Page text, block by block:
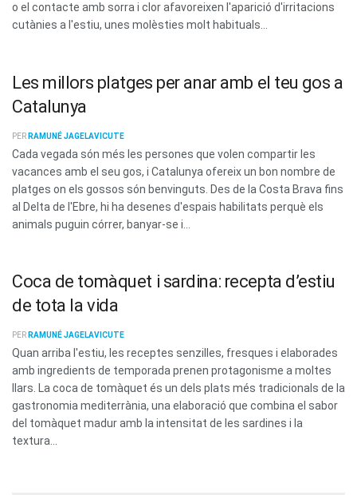
o el contacte amb sorra i clor afavoreixen l'aparició d'irritacions
cutànies a l'estiu, unes molèsties molt habituals...
Les millors platges per anar amb el teu gos a
Catalunya
PER RAMUNÉ JAGELAVICUTE
Cada vegada són més les persones que volen compartir les
vacances amb el seu gos, i Catalunya ofereix un bon nombre de
platges on els gossos són benvinguts. Des de la Costa Brava fins
al Delta de l'Ebre, hi ha desenes d'espais habilitats perquè els
animals puguin córrer, banyar-se i...
Coca de tomàquet i sardina: recepta d’estiu
de tota la vida
PER RAMUNÉ JAGELAVICUTE
Quan arriba l'estiu, les receptes senzilles, fresques i elaborades
amb ingredients de temporada prenen protagonisme a moltes
llars. La coca de tomàquet és un dels plats més tradicionals de la
gastronomia mediterrània, una elaboració que combina el sabor
del tomàquet madur amb la intensitat de les sardines i la
textura...